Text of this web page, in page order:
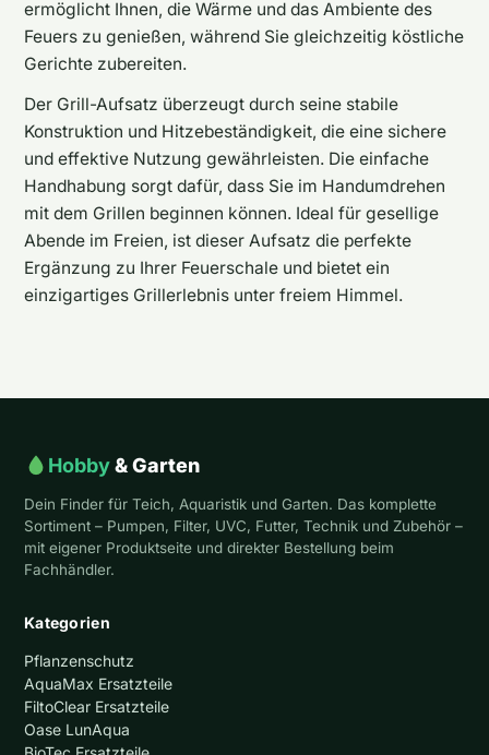
ermöglicht Ihnen, die Wärme und das Ambiente des
Feuers zu genießen, während Sie gleichzeitig köstliche
Gerichte zubereiten.
Der Grill-Aufsatz überzeugt durch seine stabile
Konstruktion und Hitzebeständigkeit, die eine sichere
und effektive Nutzung gewährleisten. Die einfache
Handhabung sorgt dafür, dass Sie im Handumdrehen
mit dem Grillen beginnen können. Ideal für gesellige
Abende im Freien, ist dieser Aufsatz die perfekte
Ergänzung zu Ihrer Feuerschale und bietet ein
einzigartiges Grillerlebnis unter freiem Himmel.
Hobby& Garten
Dein Finder für Teich, Aquaristik und Garten. Das komplette
Sortiment – Pumpen, Filter, UVC, Futter, Technik und Zubehör –
mit eigener Produktseite und direkter Bestellung beim
Fachhändler.
Kategorien
Pflanzenschutz
AquaMax Ersatzteile
FiltoClear Ersatzteile
Oase LunAqua